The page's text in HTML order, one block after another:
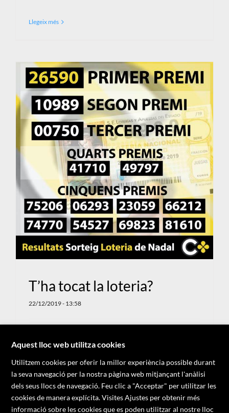
Llegeix més
T’ha tocat la loteria?
22/12/2019 - 13:58
Llegeix més
Aquest lloc web utilitza cookies
Utilitzem cookies per oferir la millor experiència possible durant
la seva navegació per la nostra pàgina web mitjançant l'anàlisi
dels seus llocs de navegació. Feu clic a "Acceptar" per utilitzar les
cookies de manera explícita. Visites Ajustes per obtenir més
informació sobre les cookies que es poden utilitzar al nostre lloc